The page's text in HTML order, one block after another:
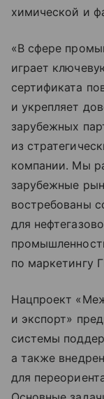
химической и
«В сфере
играет
сертификата
и укрепляет
зарубежных
из
компании. Мы
зарубежные
востребованы
для
по маркетингу
Нацпроект
и экспорт»
системы
а также
для